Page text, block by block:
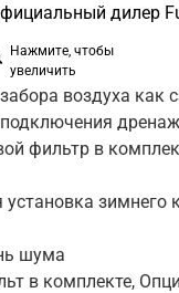
дилер
Нажмите, чтобы
увеличить
воздуха как
фильтр в
зимнего
шума
в комплекте,